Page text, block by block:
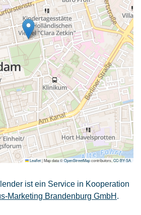
Leaflet|Map data ©OpenStreetMapcontributors, CC-BY-SA
ist ein Service in Kooperation
Marketing Brandenburg GmbH .